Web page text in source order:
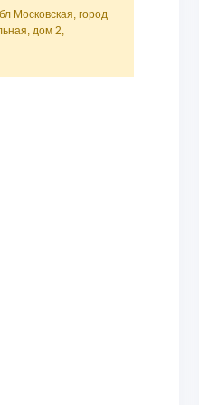
Московская, город
дом 2,